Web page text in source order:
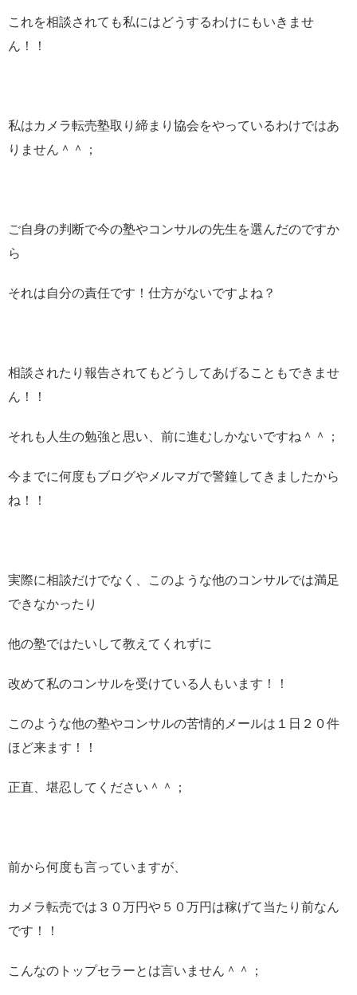
これを相談されても私にはどうするわけにもいきませ
ん！！
私はカメラ転売塾取り締まり協会をやっているわけではあ
りません＾＾；
ご自身の判断で今の塾やコンサルの先生を選んだのですか
ら
それは自分の責任です！仕方がないですよね？
相談されたり報告されてもどうしてあげることもできませ
ん！！
それも人生の勉強と思い、前に進むしかないですね＾＾；
今までに何度もブログやメルマガで警鐘してきましたから
ね！！
実際に相談だけでなく、このような他のコンサルでは満足
できなかったり
他の塾ではたいして教えてくれずに
改めて私のコンサルを受けている人もいます！！
このような他の塾やコンサルの苦情的メールは１日２０件
ほど来ます！！
正直、堪忍してください＾＾；
前から何度も言っていますが、
カメラ転売では３０万円や５０万円は稼げて当たり前なん
です！！
こんなのトップセラーとは言いません＾＾；